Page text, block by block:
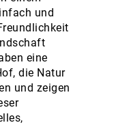
und
eine
die Natur
und zeigen